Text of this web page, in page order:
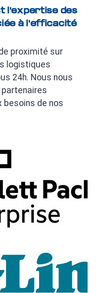
l'expertise des
à l'efficacité
proximité sur
logistiques
24h. Nous nous
besoins de nos